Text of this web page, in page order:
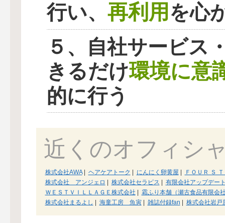
行い、 再利用を心
５、自社サービス
きるだけ環境に意
的に行う
近くのオフィシ
株式会社AWA| ヘアケアトーク にんにく卵黄屋
ＦＯＵＲ Ｓ
株式会社 アンジェロ
株式会社セラピス
有限会社アップデー
ＷＥＳＴＶＩＬＬＡＧＥ株式会社
霜ふり本舗（瀬古食品有限会
株式会社まるよし
海童工房 魚寅| 雑誌付録fan 株式会社岩戸